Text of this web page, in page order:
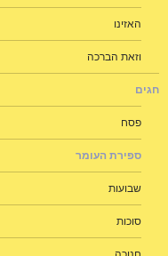
האזינו
וזאת הברכה
חגים
פסח
ספירת העומר
שבועות
סוכות